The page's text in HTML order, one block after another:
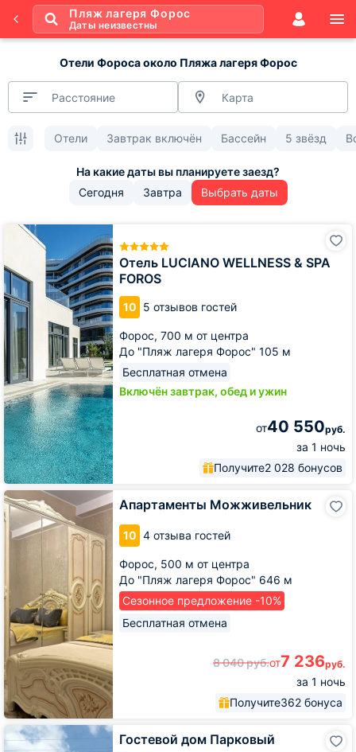
Пляж лагеря Форос
Даты неизвестны
Отели Фороса около Пляжа лагеря Форос
Расстояние Карта
Отели Завтрак включён Бассейн 5 звёзд
Сегодня Завтра Выбрать даты
Отель LUCIANO WELLNESS & SPA
FOROS
10 5 отзывов гостей
Форос, 700 м от центра
До "Пляж лагеря Форос" 105 м
Бесплатная отмена
Включён завтрак, обед и ужин
от40 550руб.
за 1 ночь
Получите2 028 бонусов
Отель
LUCIANO
WELLNESS
&
SPA
FOROS
Апартаменты Можживельник
10 4 отзыва гостей
Форос, 500 м от центра
До "Пляж лагеря Форос" 646 м
Сезонное предложение -10%
Бесплатная отмена
8 040руб.от7 236руб.
за 1 ночь
Получите362 бонуса
Апартаменты
Можживельник
Гостевой дом Парковый
Гостевой
дом